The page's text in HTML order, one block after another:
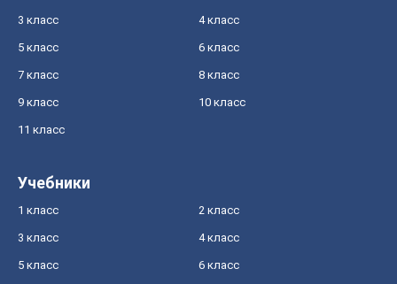
3 класс 4 класс
5 класс 6 класс
7 класс 8 класс
9 класс 10 класс
11 класс
Учебники
1 класс 2 класс
3 класс 4 класс
5 класс 6 класс